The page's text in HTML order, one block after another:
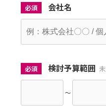
必須 会社名
必須 検討予算範囲
～